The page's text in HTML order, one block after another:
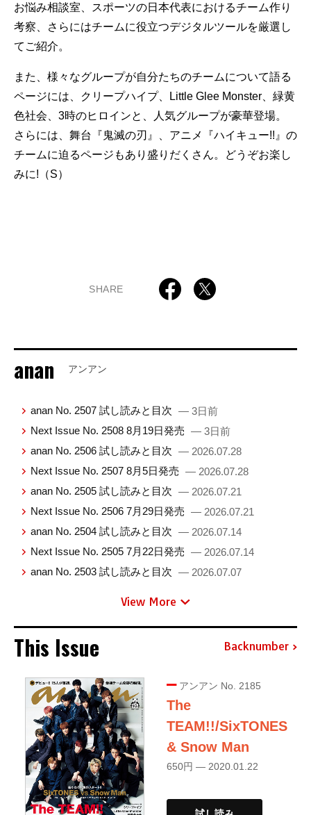
お悩み相談室、スポーツの日本代表におけるチーム作り
考察、さらにはチームに役立つデジタルツールを厳選し
てご紹介。
また、様々なグループが自分たちのチームについて語る
ページには、クリープハイプ、Little Glee Monster、緑黄
色社会、3時のヒロインと、人気グループが豪華登場。
さらには、舞台『鬼滅の刃』、アニメ『ハイキュー!!』の
チームに迫るページもあり盛りだくさん。どうぞお楽し
みに!（S）
SHARE
anan アンアン
anan No. 2507 試し読みと目次 — 3日前
Next Issue No. 2508 8月19日発売 — 3日前
anan No. 2506 試し読みと目次 — 2026.07.28
Next Issue No. 2507 8月5日発売 — 2026.07.28
anan No. 2505 試し読みと目次 — 2026.07.21
Next Issue No. 2506 7月29日発売 — 2026.07.21
anan No. 2504 試し読みと目次 — 2026.07.14
Next Issue No. 2505 7月22日発売 — 2026.07.14
anan No. 2503 試し読みと目次 — 2026.07.07
View More
This Issue Backnumber
アンアン No. 2185
The
TEAM!!/SixTONES
& Snow Man
650円 — 2020.01.22